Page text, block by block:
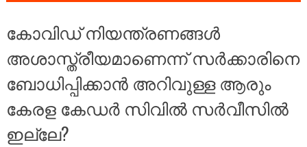
കോവിഡ് നിയന്ത്രണങ്ങൾ
അശാസ്ത്രീയമാണെന്ന് സർക്കാരിനെ
ബോധിപ്പിക്കാൻ അറിവുള്ള ആരും
കേരള കേഡർ സിവിൽ സർവീസിൽ
ഇല്ലേ?